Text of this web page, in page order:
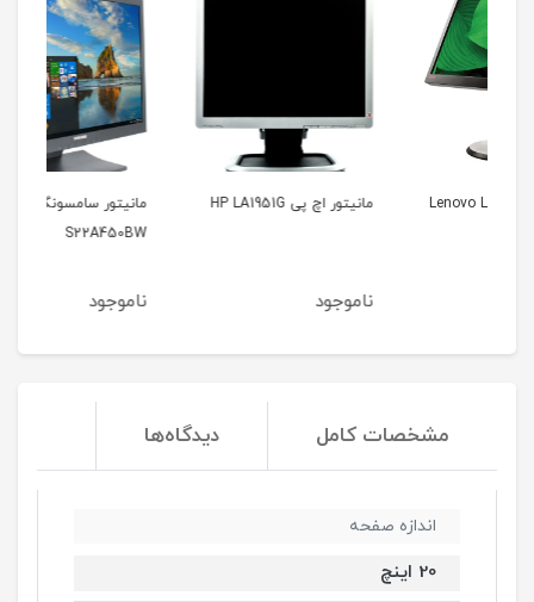
مانیتور اچ پی HP LA1951G
مانیتور سامسونگ Samsung
مشخصات کامل دیدگاه‌ها
اندازه صفحه
20 اینچ